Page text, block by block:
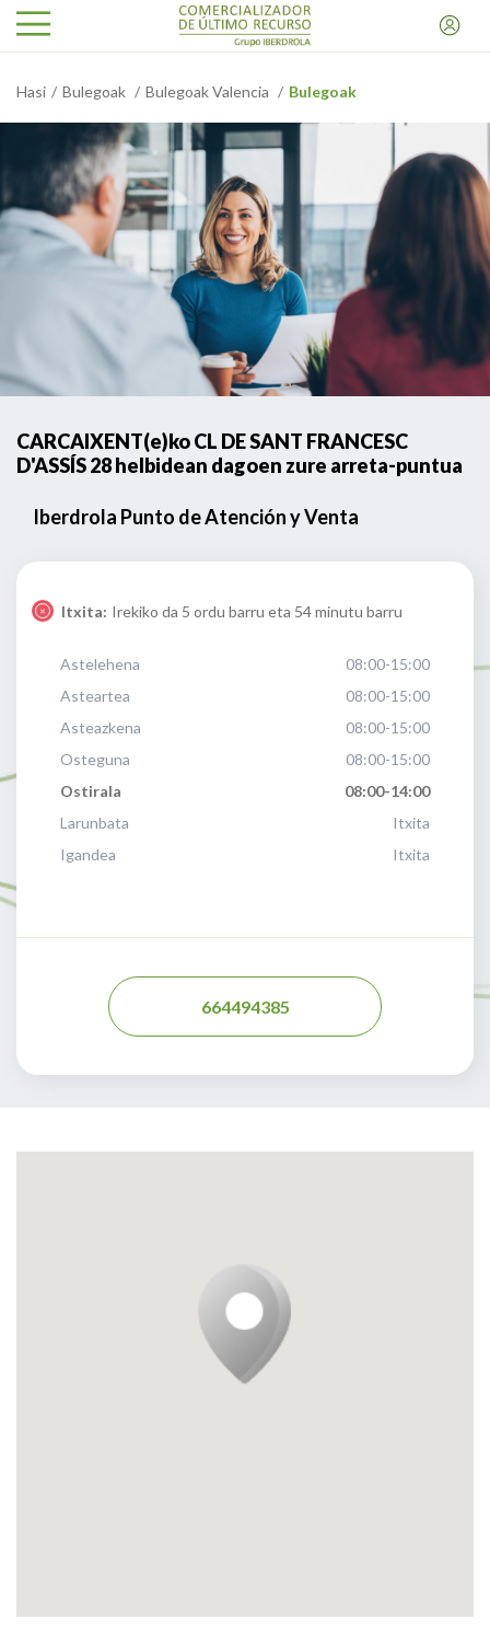
Hasi Bulegoak Bulegoak Valencia Bulegoak
CARCAIXENT(e)ko CL DE SANT FRANCESC
D'ASSÍS 28 helbidean dagoen zure arreta-puntua
Iberdrola Punto de Atención y Venta
Itxita: Irekiko da 5 ordu barru eta 54 minutu barru
Astelehena
08:00-15:00
Asteartea
08:00-15:00
Asteazkena
08:00-15:00
Osteguna
08:00-15:00
Ostirala
08:00-14:00
Larunbata
Itxita
Igandea
Itxita
664494385